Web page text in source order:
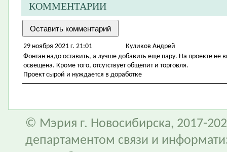
КОММЕНТАРИИ
29 ноября 2021 г. 21:01
Куликов Андрей
Фонтан надо оставить, а лучше добавить еще пару. На проекте не
освещена. Кроме того, отсутствует общепит и торговля.
Проект сырой и нуждается в доработке
© Мэрия г. Новосибирска, 2017-
департаментом связи и